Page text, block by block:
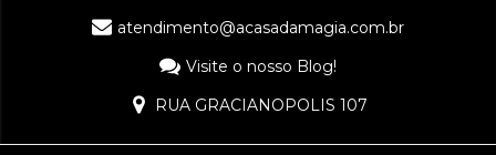
atendimento@acasadamagia.com.br
Visite o nosso Blog!
RUA GRACIANOPOLIS 107